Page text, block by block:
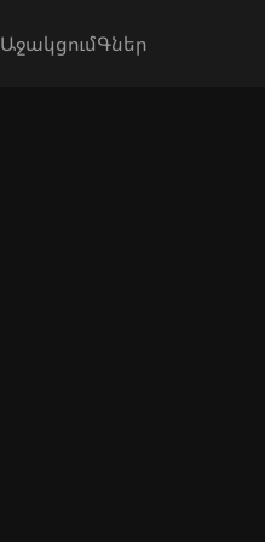
ԱջակցումԳներ